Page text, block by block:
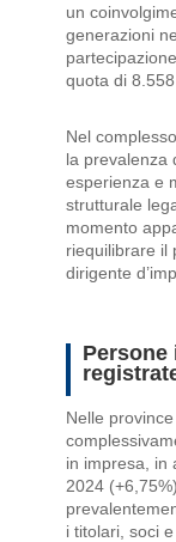
un
generazioni
quota di
Nel
la prevalenza
esperienza e
strutturale
momento
riequilibrare il
dirigente
Persone
Nelle
in impresa, in
2024
i titolari, soci